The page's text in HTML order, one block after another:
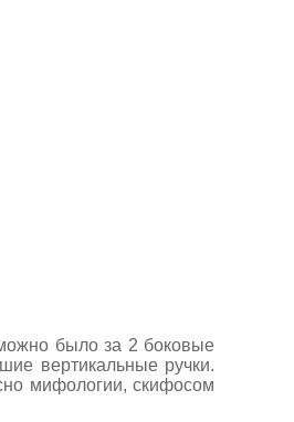
было за 2 боковые
вертикальные ручки.
мифологии, скифосом